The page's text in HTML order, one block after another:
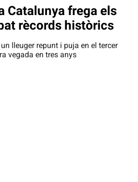
Catalunya frega els
rècords històrics
lleuger repunt i puja en el tercer
vegada en tres anys